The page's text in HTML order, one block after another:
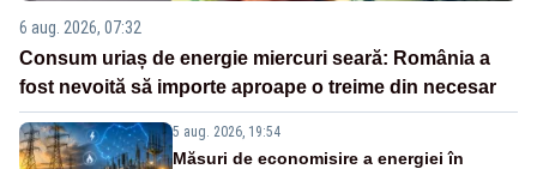
6 aug. 2026, 07:32
Consum uriaș de energie miercuri seară: România a
fost nevoită să importe aproape o treime din necesar
5 aug. 2026, 19:54
Măsuri de economisire a energiei în